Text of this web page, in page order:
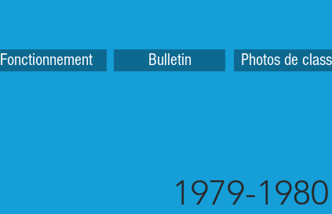
Fonctionnement Bulletin Photos de
1979-1980